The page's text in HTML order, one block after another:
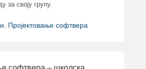
за своју групу.
Пројектовање софтвера